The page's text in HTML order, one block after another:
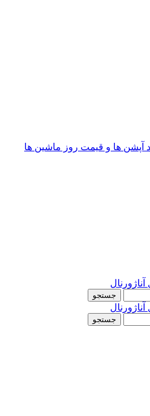
آپشن‌ ها و قیمت روز ماشین‌ ها